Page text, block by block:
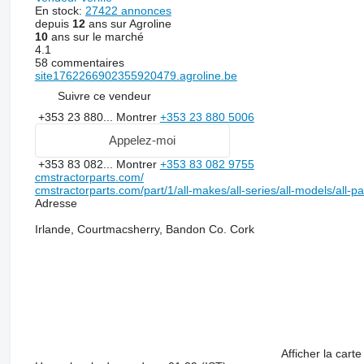
En stock: 27422 annonces
depuis 12ans sur Agroline
10ans sur le marché
4.1
58 commentaires
site1762266902355920479.agroline.be
Suivre ce vendeur
+353 23 880... Montrer +353 23 880 5006
Appelez-moi
+353 83 082... Montrer +353 83 082 9755
cmstractorparts.com/
cmstractorparts.com/part/1/all-makes/all-series/all-models/all-
Adresse
Irlande, Courtmacsherry, Bandon Co. Cork
Afficher la carte